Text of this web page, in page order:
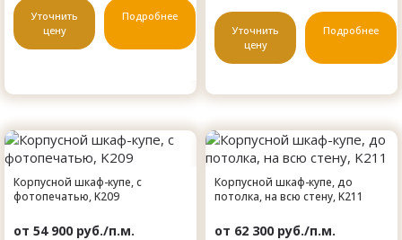
Уточнить
цену
Подробнее
Уточнить
цену
Подробнее
Корпусной шкаф-купе, с
фотопечатью, K209
от 54 900 руб./п.м.
Корпусной шкаф-купе, до
потолка, на всю стену, K211
от 62 300 руб./п.м.